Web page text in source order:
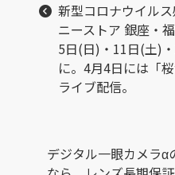
新型コロナウイル
ニーストア 銀座・
5日(日)・11日(土)
に。4月4日には「
ライブ配信。
デジタル一眼カメラα